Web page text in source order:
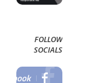
FOLLOW
SOCIALS
Facebook